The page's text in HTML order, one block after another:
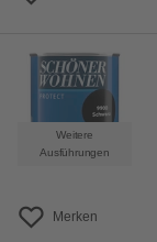
Weitere
Ausführungen
Merken